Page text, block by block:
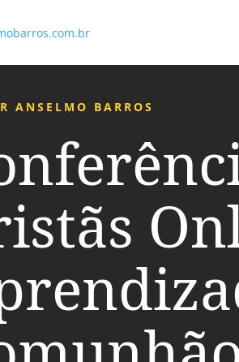
ANSELMO BARROS